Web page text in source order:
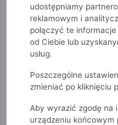
Monnari Zobacz
Pikowana kurtka ze
udostępniamy
reklamowym i
połączyć te
od Ciebie lub
usług.
Poszczególne
zmieniać po kliknięciu
Aby wyrazić zgodę na
urządzeniu